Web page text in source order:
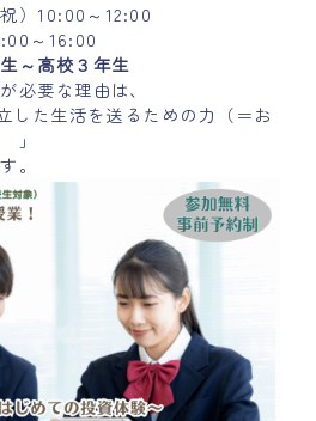
）10:00～12:00
～16:00
～高校３年生
必要な理由は、
した生活を送るための力（＝お
」
。